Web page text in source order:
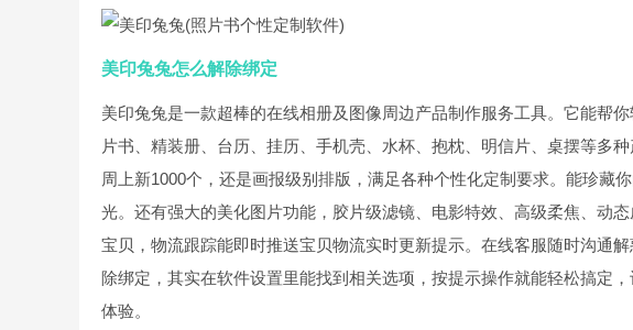
美印兔兔怎么解除绑定
美印兔兔是一款超棒的在线相册及图像周边产品制作服务工具。它能帮
片书、精装册、台历、挂历、手机壳、水杯、抱枕、明信片、桌摆等多
周上新1000个，还是画报级别排版，满足各种个性化定制要求。能珍藏
光。还有强大的美化图片功能，胶片级滤镜、电影特效、高级柔焦、动
宝贝，物流跟踪能即时推送宝贝物流实时更新提示。在线客服随时沟通
除绑定，其实在软件设置里能找到相关选项，按提示操作就能轻松搞定
体验。